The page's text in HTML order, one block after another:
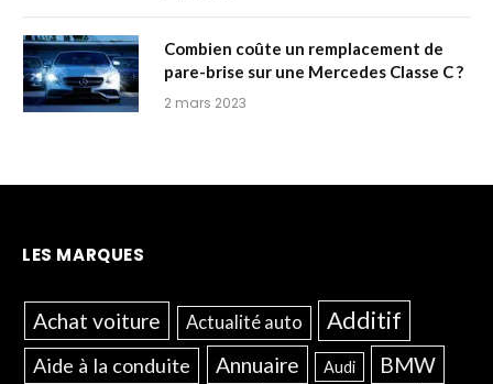
Combien coûte un remplacement de
pare-brise sur une Mercedes Classe C ?
2 mars 2023
LES MARQUES
Achat voiture Actualité auto Additif
Aide à la conduite Annuaire Audi BMW